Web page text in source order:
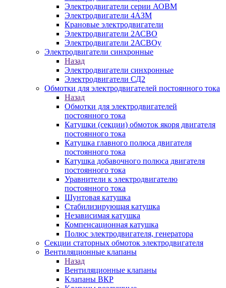
Электродвигатели серии АОВМ
Электродвигатели 4АЗМ
Крановые электродвигатели
Электродвигатели 2АСВО
Электродвигатели 2АСВОу
Электродвигатели синхронные
Назад
Электродвигатели синхронные
Электродвигатели СД2
Обмотки для электродвигателей постоянного тока
Назад
Обмотки для электродвигателей
постоянного тока
Катушки (секции) обмоток якоря двигателя
постоянного тока
Катушка главного полюса двигателя
постоянного тока
Катушка добавочного полюса двигателя
постоянного тока
Уравнители к электродвигателю
постоянного тока
Шунтовая катушка
Стабилизирующая катушка
Независимая катушка
Компенсационная катушка
Полюс электродвигателя, генератора
Секции статорных обмоток электродвигателя
Вентиляционные клапаны
Назад
Вентиляционные клапаны
Клапаны ВКР